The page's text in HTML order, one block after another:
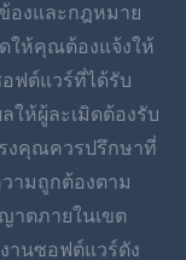
องและกฎหมาย
ให้คุณต้องแจ้งให้
ฟต์แวร์ที่ได้รับ
ให้ผู้ละเมิดต้องรับ
งคุณควรปรึกษาที่
ามถูกต้องตาม
าตภายในเขต
านซอฟต์แวร์ดัง